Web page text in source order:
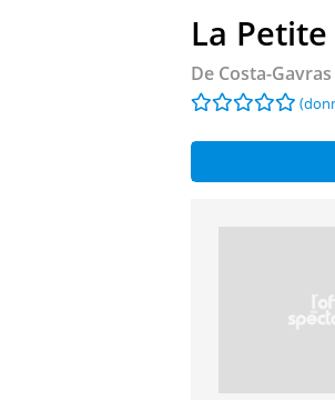
La
De Costa-Gavras